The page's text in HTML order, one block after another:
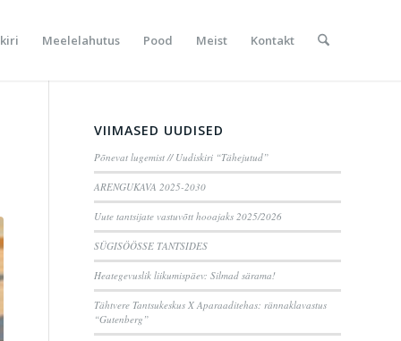
Meelelahutus Pood Meist Kontakt
VIIMASED UUDISED
Põnevat lugemist // Uudiskiri “Tähejutud”
ARENGUKAVA 2025-2030
Uute tantsijate vastuvõtt hooajaks 2025/2026
SÜGISÖÖSSE TANTSIDES
Heategevuslik liikumispäev: Silmad särama!
Tähtvere Tantsukeskus X Aparaaditehas: rännaklavastus
“Gutenberg”